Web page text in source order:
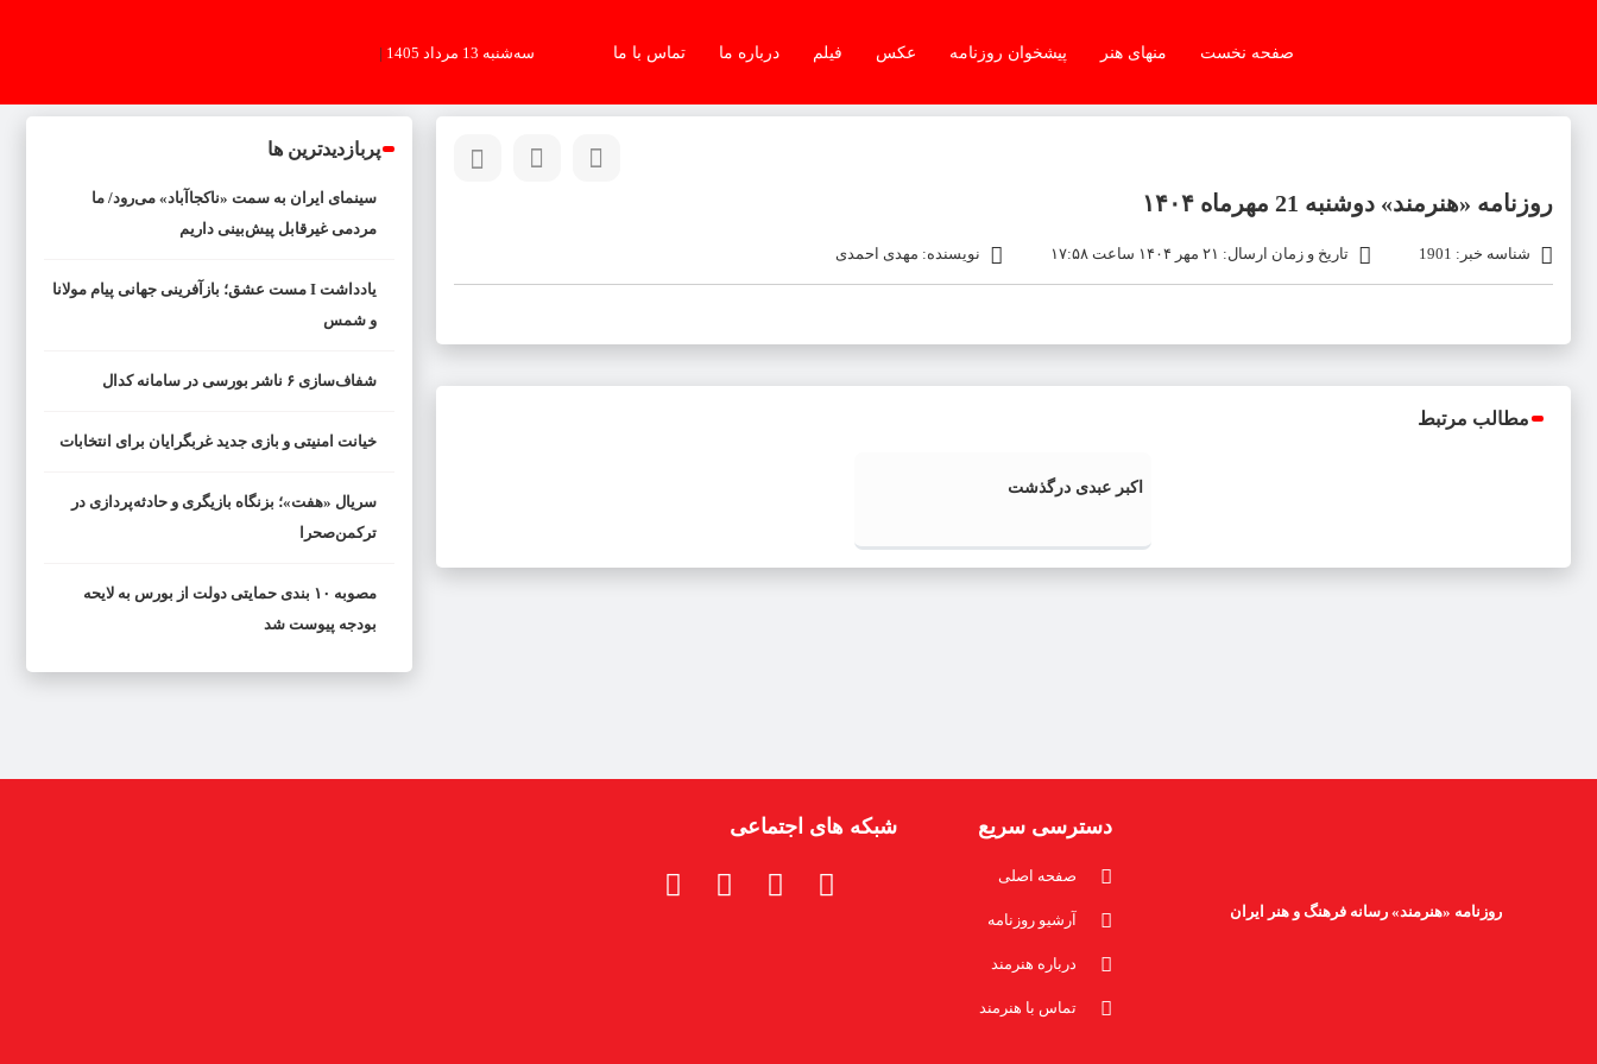
صفحه نخست منهای هنر پیشخوان روزنامه عکس فیلم درباره ما تماس با ما سه‌شنبه 13 مرداد 1405 |
روزنامه «هنرمند» دوشنبه 21 مهرماه ۱۴۰۴
شناسه خبر: 1901 تاریخ و زمان ارسال: ۲۱ مهر ۱۴۰۴ ساعت ۱۷:۵۸ نویسنده: مهدی احمدی
مطالب مرتبط
اکبر عبدی درگذشت
پربازدیدترین ها
سینمای ایران به سمت «ناکجاآباد» می‌رود/ ما
مردمی غیرقابل پیش‌بینی داریم
یادداشت I مست عشق؛ بازآفرینی جهانی پیام مولانا
و شمس
شفاف‌سازی ۶ ناشر بورسی در سامانه کدال
خیانت امنیتی و بازی جدید غربگرایان برای انتخابات
سریال «هفت»؛ بزنگاه بازیگری و حادثه‌پردازی در
ترکمن‌صحرا
مصوبه ۱۰ بندی حمایتی دولت از بورس به لایحه
بودجه پیوست شد
روزنامه «هنرمند» رسانه فرهنگ و هنر ایران
دسترسی سریع
صفحه اصلی
آرشیو روزنامه
درباره هنرمند
تماس با هنرمند
شبکه های اجتماعی